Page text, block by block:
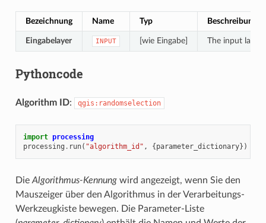
Bezeichnung Name Typ Beschreibung
Eingabelayer INPUT [wie Eingabe] The input layer
Pythoncode
Algorithm ID: qgis:randomselection
import processing
processing . run( "algorithm_id" , {parameter_dictionary})
Die Algorithmus-Kennungwird angezeigt, wenn Sie den
Mauszeiger über den Algorithmus in der Verarbeitungs-
Werkzeugkiste bewegen. Die Parameter-Liste